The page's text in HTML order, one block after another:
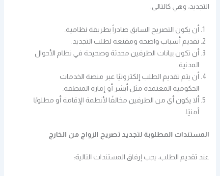
التجديد، وهي كالتالي:
أن يكون التصريح السابق صادراً بطريقة نظامية.
تقديم أسباب واضحة ومقنعة لطلب التجديد.
أن تكون بيانات الطرفين محدثة وصحيحة في نظام الأحوال
المدنية.
أن يتم تقديم الطلب إلكترونيًا عبر منصة الخدمات
الحكومية المعتمدة مثل أبشر أو إمارة المنطقة.
ألا يكون أي من الطرفين مخالفًا لأنظمة الإقامة أو مطلوبًا
أمنيًا.
المستندات المطلوبة لتجديد تصريح الزواج من الخارج
عند تقديم الطلب، يجب إرفاق المستندات التالية: